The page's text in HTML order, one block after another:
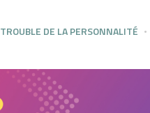
TROUBLE DE LA PERSONNALITÉ